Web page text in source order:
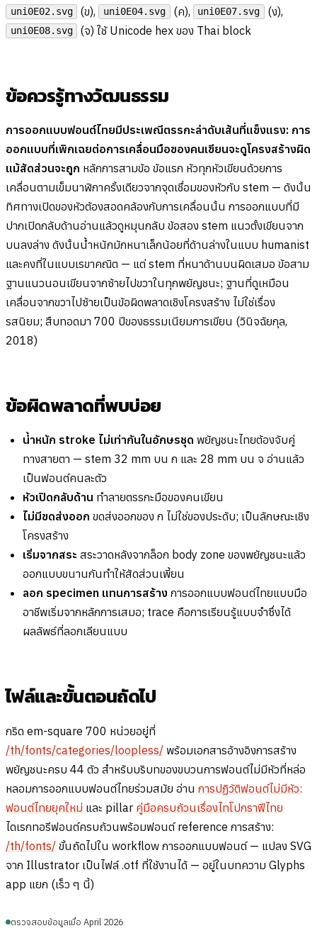
uni0E02.svg (ข), uni0E04.svg (ค), uni0E07.svg (ง),
uni0E08.svg (จ) ใช้ Unicode hex ของ Thai block
ข้อควรรู้ทางวัฒนธรรม
การออกแบบฟอนต์ไทยมีประเพณีตรรกะลำดับเส้นที่แข็งแรง: การ
ออกแบบที่เพิกเฉยต่อการเคลื่อนมือของคนเขียนจะดูโครงสร้างผิด
แม้สัดส่วนจะถูก หลักการสามข้อ ข้อแรก หัวทุกหัวเขียนด้วยการ
เคลื่อนตามเข็มนาฬิกาครั้งเดียวจากจุดเชื่อมของหัวกับ stem — ดังนั้น
ทิศทางเปิดของหัวต้องสอดคล้องกับการเคลื่อนนั้น การออกแบบที่มี
ปากเปิดกลับด้านอ่านแล้วดูหมุนกลับ ข้อสอง stem แนวตั้งเขียนจาก
บนลงล่าง ดังนั้นน้ำหนักมักหนาเล็กน้อยที่ด้านล่างในแบบ humanist
และคงที่ในแบบเรขาคณิต — แต่ stem ที่หนาด้านบนผิดเสมอ ข้อสาม
ฐานแนวนอนเขียนจากซ้ายไปขวาในทุกพยัญชนะ; ฐานที่ดูเหมือน
เคลื่อนจากขวาไปซ้ายเป็นข้อผิดพลาดเชิงโครงสร้าง ไม่ใช่เรื่อง
รสนิยม; สืบทอดมา 700 ปีของธรรมเนียมการเขียน (วินิจฉัยกุล,
2018)
ข้อผิดพลาดที่พบบ่อย
น้ำหนัก stroke ไม่เท่ากันในอักษรชุด พยัญชนะไทยต้องจับคู่
ทางสายตา — stem 32 mm บน ก และ 28 mm บน จ อ่านแล้ว
เป็นฟอนต์คนละตัว
หัวเปิดกลับด้าน ทำลายตรรกะมือของคนเขียน
ไม่มีขดส่งออก ขดส่งออกของ ก ไม่ใช่ของประดับ; เป็นลักษณะเชิง
โครงสร้าง
เริ่มจากสระ สระวาดหลังจากล็อก body zone ของพยัญชนะแล้ว
ออกแบบขนานกันทำให้สัดส่วนเพี้ยน
ลอก specimen แทนการสร้าง การออกแบบฟอนต์ไทยแบบมือ
อาชีพเริ่มจากหลักการเสมอ; trace คือการเรียนรู้แบบจำซึ่งได้
ผลลัพธ์ที่ลอกเลียนแบบ
ไฟล์และขั้นตอนถัดไป
กริด em-square 700 หน่วยอยู่ที่
/th/fonts/categories/loopless/ พร้อมเอกสารอ้างอิงการสร้าง
พยัญชนะครบ 44 ตัว สำหรับบริบทของขบวนการฟอนต์ไม่มีหัวที่หล่อ
หลอมการออกแบบฟอนต์ไทยร่วมสมัย อ่าน การปฏิวัติฟอนต์ไม่มีหัว:
ฟอนต์ไทยยุคใหม่ และ pillar คู่มือครบถ้วนเรื่องไทโปกราฟีไทย
ไดเรกทอรีฟอนต์ครบถ้วนพร้อมฟอนต์ reference การสร้าง:
/th/fonts/ ขั้นถัดไปใน workflow การออกแบบฟอนต์ — แปลง SVG
จาก Illustrator เป็นไฟล์ .otf ที่ใช้งานได้ — อยู่ในบทความ Glyphs
app แยก (เร็ว ๆ นี้)
ตรวจสอบข้อมูลเมื่อ April 2026